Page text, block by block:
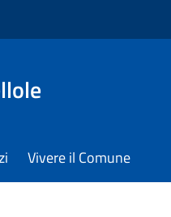
Vivere il Comune